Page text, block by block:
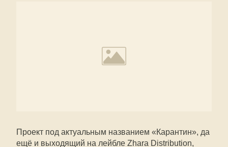
Проект под актуальным названием «Карантин», да
ещё и выходящий на лейбле Zhara Distribution,